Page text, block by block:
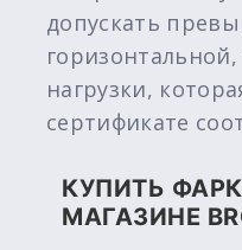
допускать
нагрузки,
сертификате
КУПИТЬ
МАГАЗИНЕ